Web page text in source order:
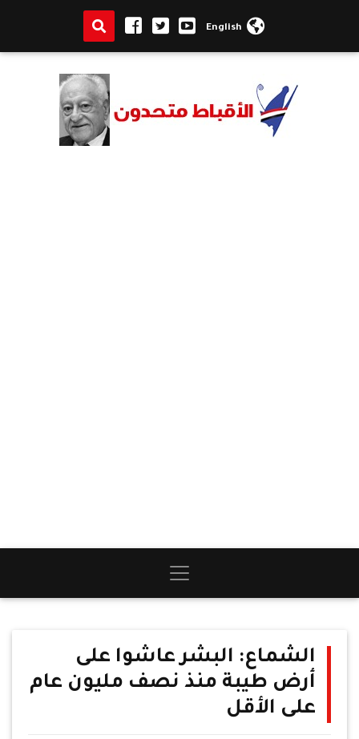
English
الشماع: البشر عاشوا على
أرض طيبة منذ نصف مليون عام
على الأقل